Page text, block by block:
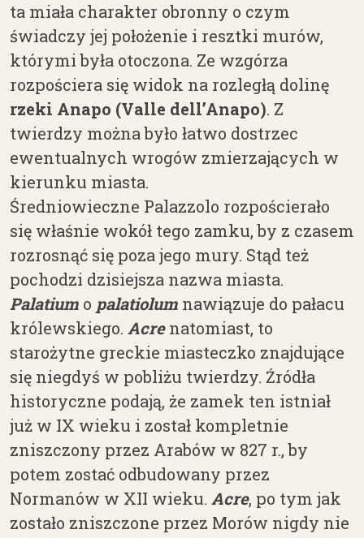
ta miała charakter obronny o czym
świadczy jej położenie i resztki murów,
którymi była otoczona. Ze wzgórza
rozpościera się widok na rozległą dolinę
rzeki Anapo (Valle dell’Anapo). Z
twierdzy można było łatwo dostrzec
ewentualnych wrogów zmierzających w
kierunku miasta.
Średniowieczne Palazzolo rozpościerało
się właśnie wokół tego zamku, by z czasem
rozrosnąć się poza jego mury. Stąd też
pochodzi dzisiejsza nazwa miasta.
Palatium o palatiolum nawiązuje do pałacu
królewskiego. Acrenatomiast, to
starożytne greckie miasteczko znajdujące
się niegdyś w pobliżu twierdzy. Źródła
historyczne podają, że zamek ten istniał
już w IX wieku i został kompletnie
zniszczony przez Arabów w 827 r., by
potem zostać odbudowany przez
Normanów w XII wieku. Acre, po tym jak
zostało zniszczone przez Morów nigdy nie